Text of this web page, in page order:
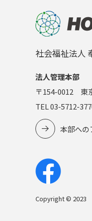
社会福祉法人
法人管理本部
〒154-0012 東
TEL 03-5712-
本部への
Copyright © 2023